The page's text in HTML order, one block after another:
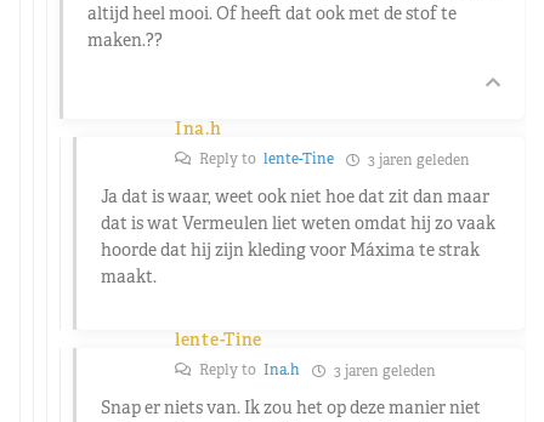
altijd heel mooi. Of heeft dat ook met de stof te
maken.??
Ina.h
Reply to lente-Tine 3 jaren geleden
Ja dat is waar, weet ook niet hoe dat zit dan maar
dat is wat Vermeulen liet weten omdat hij zo vaak
hoorde dat hij zijn kleding voor Máxima te strak
maakt.
lente-Tine
Reply to Ina.h 3 jaren geleden
Snap er niets van. Ik zou het op deze manier niet